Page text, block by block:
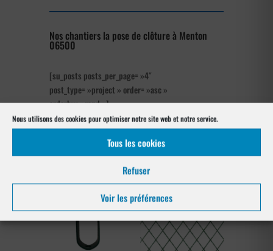
Nous utilisons des cookies pour optimiser notre site web et notre service.
Tous les cookies
Refuser
Voir les préférences
Nos chantiers la pose de clôture à Menton
06500
[su_posts posts_per_page= »4″
post_type= »project » order= »asc »
orderby= »rand »]
Les produits de clôtures utilisés
à Menton 06500